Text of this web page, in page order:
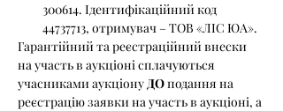
300614. Ідентифікаційний код
44737713, отримувач – ТОВ «ЛІС ЮА».
Гарантійний та реєстраційний внески
на участь в аукціоні сплачуються
учасниками аукціону ДО подання на
реєстрацію заявки на участь в аукціоні, а